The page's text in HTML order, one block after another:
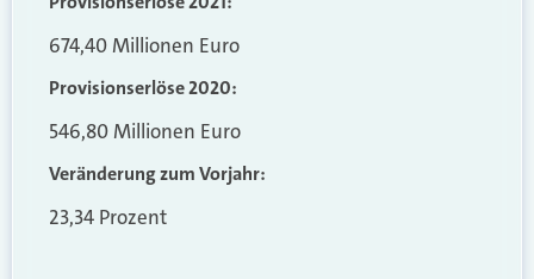
674,40 Millionen Euro
Provisionserlöse 2020:
546,80 Millionen Euro
Veränderung zum Vorjahr:
23,34 Prozent